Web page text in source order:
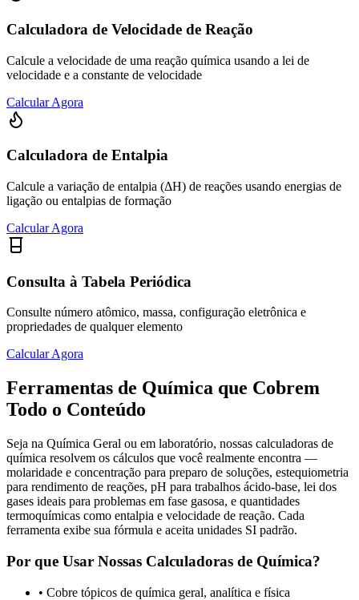
Calculadora de Velocidade de Reação
Calcule a velocidade de uma reação química usando a lei de
velocidade e a constante de velocidade
Calcular Agora
Calculadora de Entalpia
Calcule a variação de entalpia (ΔH) de reações usando energias de
ligação ou entalpias de formação
Calcular Agora
Consulta à Tabela Periódica
Consulte número atômico, massa, configuração eletrônica e
propriedades de qualquer elemento
Calcular Agora
Ferramentas de Química que Cobrem
Todo o Conteúdo
Seja na Química Geral ou em laboratório, nossas calculadoras de
química resolvem os cálculos que você realmente encontra —
molaridade e concentração para preparo de soluções, estequiometria
para rendimento de reações, pH para trabalhos ácido-base, lei dos
gases ideais para problemas em fase gasosa, e quantidades
termoquímicas como entalpia e velocidade de reação. Cada
ferramenta exibe sua fórmula e aceita unidades SI padrão.
Por que Usar Nossas Calculadoras de Química?
• Cobre tópicos de química geral, analítica e física